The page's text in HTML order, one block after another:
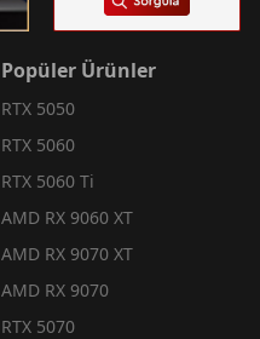
Popüler Ürünler
RTX 5050
RTX 5060
RTX 5060 Ti
AMD RX 9060 XT
AMD RX 9070 XT
AMD RX 9070
RTX 5070